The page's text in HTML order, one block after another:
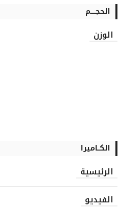
الحجـــــم
الوزن
الكــاميرا
الرئيسية
الفيديو